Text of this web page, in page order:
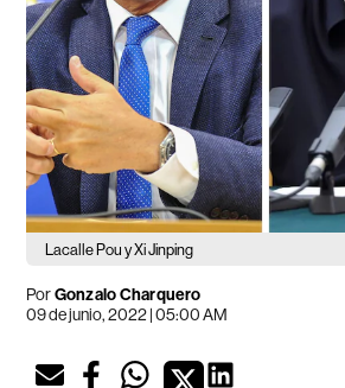
Lacalle Pou y Xi Jinping
PorGonzalo Charquero
09 de junio, 2022 | 05:00 AM